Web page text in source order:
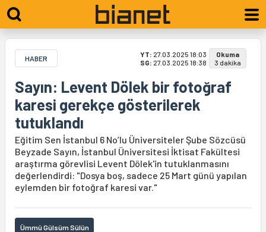
HABER YT: 27.03.2025 18:03
SG: 27.03.2025 18:38
Okuma
3 dakika
Sayın: Levent Dölek bir fotoğraf
karesi gerekçe gösterilerek
tutuklandı
Eğitim Sen İstanbul 6 No’lu Üniversiteler Şube Sözcüsü
Beyzade Sayın, İstanbul Üniversitesi İktisat Fakültesi
araştırma görevlisi Levent Dölek'in tutuklanmasını
değerlendirdi: "Dosya boş, sadece 25 Mart günü yapılan
eylemden bir fotoğraf karesi var."
Ümmü Gülsüm Sülün